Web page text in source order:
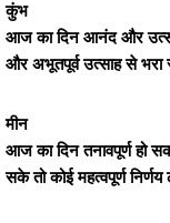
कुंभ
आज का दिन आनंद और
और अभूतपूर्व उत्साह से भरा
मीन
आज का दिन तनावपूर्ण हो
सके तो कोई महत्वपूर्ण